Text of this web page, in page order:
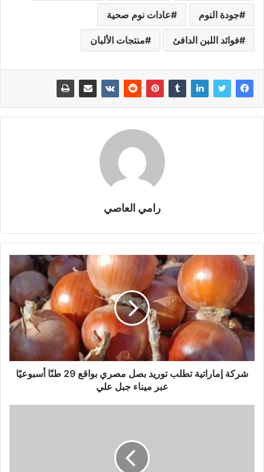
جودة النوم عادات نوم صحية
فوائد اللبن الدافئ منتجات الألبان
رامي العاصي
شركة إماراتية تطلب توريد بصل مصري بواقع 29 طنًا أسبوعيًا
عبر ميناء جبل علي